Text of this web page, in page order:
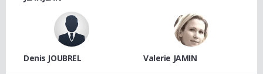
Denis JOUBREL Valerie JAMIN